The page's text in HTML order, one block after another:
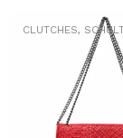
CLUTCHES,